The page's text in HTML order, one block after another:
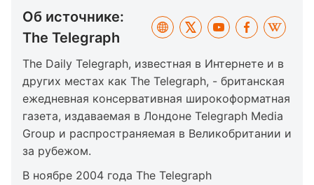
Об источнике:
The Telegraph
The Daily Telegraph, известная в Интернете и в
других местах как The Telegraph, - британская
ежедневная консервативная широкоформатная
газета, издаваемая в Лондоне Telegraph Media
Group и распространяемая в Великобритании и
за рубежом.
В ноябре 2004 года The Telegraph